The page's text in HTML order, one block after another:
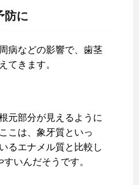
防に
病などの影響で、歯茎
てきます。
元部分が見えるように
こは、象牙質といっ
るエナメル質と比較し
いんだそうです。